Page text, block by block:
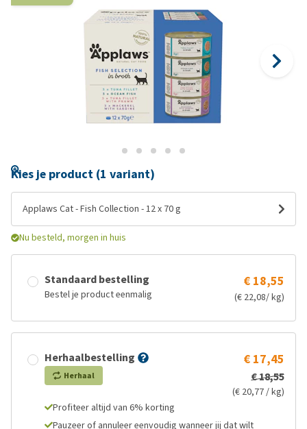
Kies je product (1 variant)
Applaws Cat - Fish Collection - 12 x 70 g
Nu besteld, morgen in huis
Standaard bestelling
Bestel je product eenmalig
€ 18,55
(€ 22,08/ kg)
Herhaalbestelling
Herhaal
€ 17,45
€ 18,55
(€ 20,77 / kg)
Profiteer altijd van 6% korting
Pauzeer of annuleer eenvoudig wanneer jij dat wilt